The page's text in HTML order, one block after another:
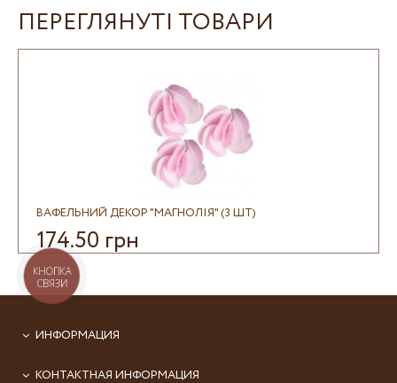
ПЕРЕГЛЯНУТІ ТОВАРИ
ВАФЕЛЬНИЙ ДЕКОР "МАГНОЛІЯ" (3 ШТ)
174.50 грн
ИНФОРМАЦИЯ
КОНТАКТНАЯ ИНФОРМАЦИЯ
КНОПКА
СВЯЗИ